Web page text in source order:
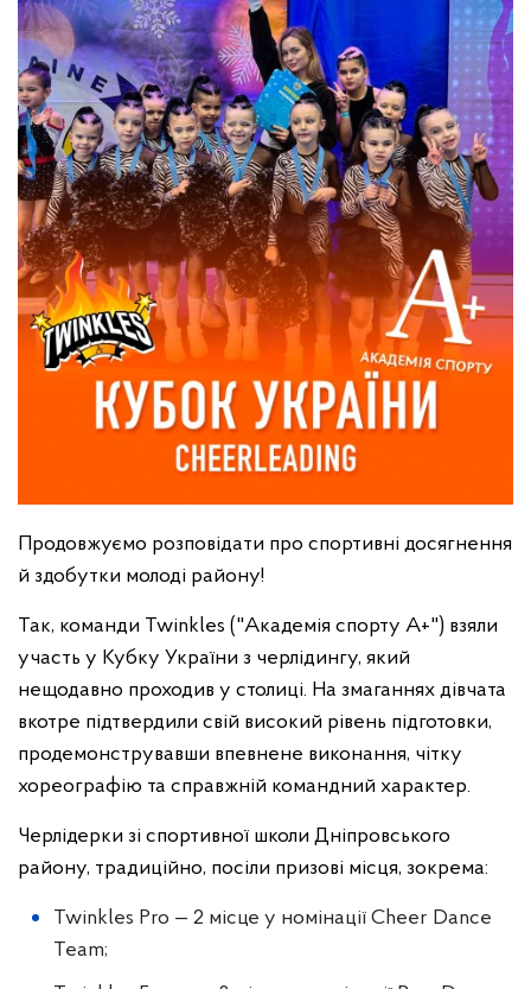
Продовжуємо розповідати про спортивні досягнення
й здобутки молоді району!
Так, команди Twinkles ("Академія спорту А+") взяли
участь у Кубку України з черлідингу, який
нещодавно проходив у столиці. На змаганнях дівчата
вкотре підтвердили свій високий рівень підготовки,
продемонструвавши впевнене виконання, чітку
хореографію та справжній командний характер.
Черлідерки зі спортивної школи Дніпровського
району, традиційно, посіли призові місця, зокрема:
Twinkles Pro — 2 місце у номінації Cheer Dance
Team;